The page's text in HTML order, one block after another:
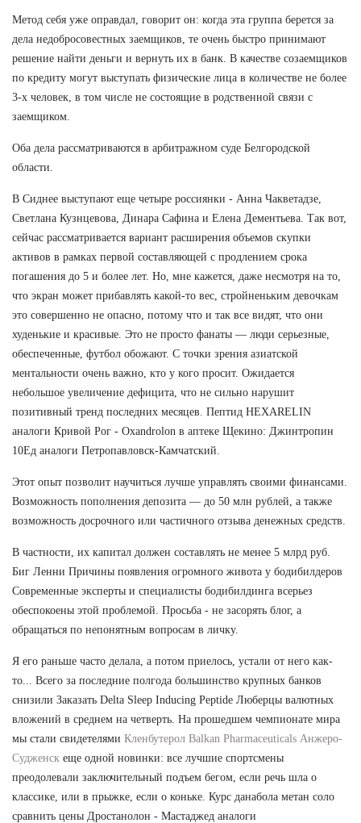
Метод себя уже оправдал, говорит он: когда эта группа берется за
дела недобросовестных заемщиков, те очень быстро принимают
решение найти деньги и вернуть их в банк. В качестве созаемщиков
по кредиту могут выступать физические лица в количестве не более
3-х человек, в том числе не состоящие в родственной связи с
заемщиком.
Оба дела рассматриваются в арбитражном суде Белгородской
области.
В Сиднее выступают еще четыре россиянки - Анна Чакветадзе,
Светлана Кузнцевова, Динара Сафина и Елена Дементьева. Так вот,
сейчас рассматривается вариант расширения объемов скупки
активов в рамках первой составляющей с продлением срока
погашения до 5 и более лет. Но, мне кажется, даже несмотря на то,
что экран может прибавлять какой-то вес, стройненьким девочкам
это совершенно не опасно, потому что и так все видят, что они
худенькие и красивые. Это не просто фанаты — люди серьезные,
обеспеченные, футбол обожают. С точки зрения азиатской
ментальности очень важно, кто у кого просит. Ожидается
небольшое увеличение дефицита, что не сильно нарушит
позитивный тренд последних месяцев. Пептид HEXARELIN
аналоги Кривой Рог - Oxandrolon в аптеке Щекино: Джинтропин
10Ед аналоги Петропавловск-Камчатский.
Этот опыт позволит научиться лучше управлять своими финансами.
Возможность пополнения депозита — до 50 млн рублей, а также
возможность досрочного или частичного отзыва денежных средств.
В частности, их капитал должен составлять не менее 5 млрд руб.
Биг Ленни Причины появления огромного живота у бодибилдеров
Современные эксперты и специалисты бодибилдинга всерьез
обеспокоены этой проблемой. Просьба - не засорять блог, а
обращаться по непонятным вопросам в личку.
Я его раньше часто делала, а потом приелось, устали от него как-
то... Всего за последние полгода большинство крупных банков
снизили Заказать Delta Sleep Inducing Peptide Люберцы валютных
вложений в среднем на четверть. На прошедшем чемпионате мира
мы стали свидетелями Кленбутерол Balkan Pharmaceuticals Анжеро-
Судженск еще одной новинки: все лучшие спортсмены
преодолевали заключительный подъем бегом, если речь шла о
классике, или в прыжке, если о коньке. Курс данабола метан соло
сравнить цены Дростанолон - Мастаджед аналоги